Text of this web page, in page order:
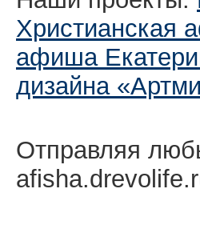
Христианская
афиша
дизайна
Отправляя